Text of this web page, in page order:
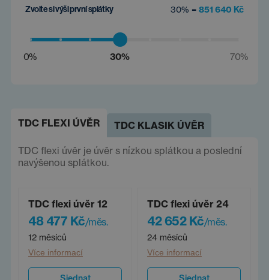
Zvolte si výši první splátky 30% = 851 640 Kč
0% 30% 70%
TDC FLEXI ÚVĚR TDC KLASIK ÚVĚR
TDC flexi úvěr je úvěr s nízkou splátkou a poslední
navýšenou splátkou.
TDC flexi úvěr 12
48 477 Kč/měs.
12 měsíců
Více informací
TDC flexi úvěr 24
42 652 Kč/měs.
24 měsíců
Více informací